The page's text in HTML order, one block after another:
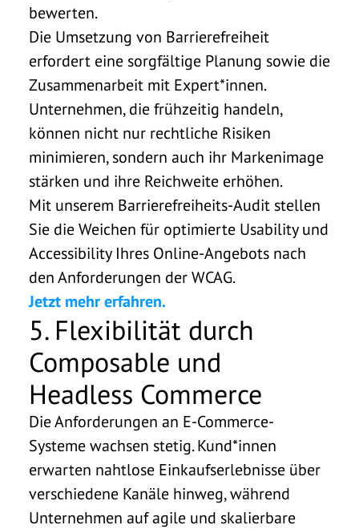
bewerten.
Die Umsetzung von Barrierefreiheit
erfordert eine sorgfältige Planung sowie die
Zusammenarbeit mit Expert*innen.
Unternehmen, die frühzeitig handeln,
können nicht nur rechtliche Risiken
minimieren, sondern auch ihr Markenimage
stärken und ihre Reichweite erhöhen.
Mit unserem Barrierefreiheits-Audit stellen
Sie die Weichen für optimierte Usability und
Accessibility Ihres Online-Angebots nach
den Anforderungen der WCAG.
Jetzt mehr erfahren.
5. Flexibilität durch
Composable und
Headless Commerce
Die Anforderungen an E-Commerce-
Systeme wachsen stetig. Kund*innen
erwarten nahtlose Einkaufserlebnisse über
verschiedene Kanäle hinweg, während
Unternehmen auf agile und skalierbare